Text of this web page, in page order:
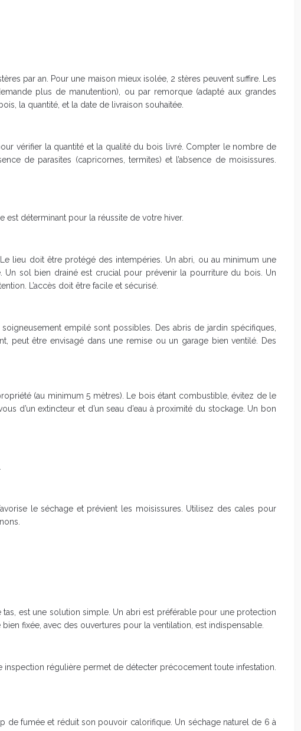
par an. Pour une maison mieux isolée, 2 stères peuvent suffire. Les
plus de manutention), ou par remorque (adapté aux grandes
la quantité, et la date de livraison souhaitée.
vérifier la quantité et la qualité du bois livré. Compter le nombre de
de parasites (capricornes, termites) et l’absence de moisissures.
déterminant pour la réussite de votre hiver.
lieu doit être protégé des intempéries. Un abri, ou au minimum une
sol bien drainé est crucial pour prévenir la pourriture du bois. Un
L’accès doit être facile et sécurisé.
empilé sont possibles. Des abris de jardin spécifiques,
peut être envisagé dans une remise ou un garage bien ventilé. Des
(au minimum 5 mètres). Le bois étant combustible, évitez de le
d’un extincteur et d’un seau d’eau à proximité du stockage. Un bon
le séchage et prévient les moisissures. Utilisez des cales pour
est une solution simple. Un abri est préférable pour une protection
fixée, avec des ouvertures pour la ventilation, est indispensable.
régulière permet de détecter précocement toute infestation.
de fumée et réduit son pouvoir calorifique. Un séchage naturel de 6 à